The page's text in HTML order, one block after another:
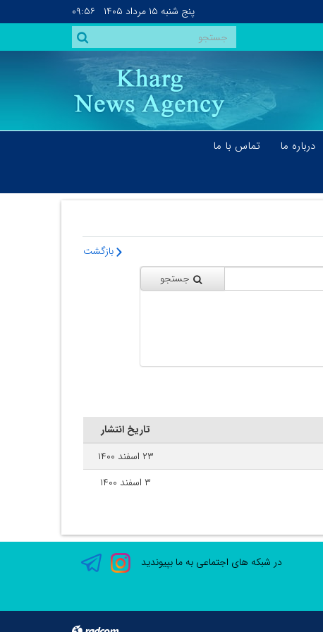
پنج شنبه ۱۵ مرداد ۱۴۰۵ ۰۹:۵۶
درباره ما
تماس با ما
بازگشت
جستجو
تاریخ انتشار
۲۳ اسفند ۱۴۰۰
۳ اسفند ۱۴۰۰
در شبکه های اجتماعی به ما بپیوندید